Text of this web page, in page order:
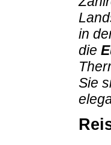
in
die
Sie